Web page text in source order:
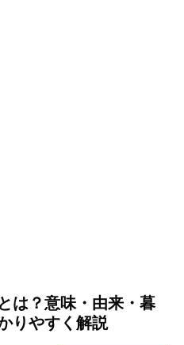
は？意味・由来・暮
りやすく解説